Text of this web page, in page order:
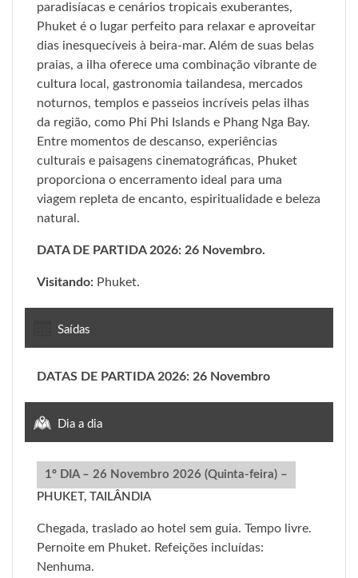
paradisíacas e cenários tropicais exuberantes,
Phuket é o lugar perfeito para relaxar e aproveitar
dias inesquecíveis à beira-mar. Além de suas belas
praias, a ilha oferece uma combinação vibrante de
cultura local, gastronomia tailandesa, mercados
noturnos, templos e passeios incríveis pelas ilhas
da região, como Phi Phi Islands e Phang Nga Bay.
Entre momentos de descanso, experiências
culturais e paisagens cinematográficas, Phuket
proporciona o encerramento ideal para uma
viagem repleta de encanto, espiritualidade e beleza
natural.
DATA DE PARTIDA 2026: 26 Novembro.
Visitando: Phuket.
Saídas
DATAS DE PARTIDA 2026: 26 Novembro
Dia a dia
1º DIA – 26 Novembro 2026 (Quinta-feira) –
PHUKET, TAILÂNDIA
Chegada, traslado ao hotel sem guia. Tempo livre.
Pernoite em Phuket. Refeições incluídas:
Nenhuma.